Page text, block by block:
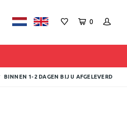
0
BINNEN 1-2 DAGEN BIJ U AFGELEVERD